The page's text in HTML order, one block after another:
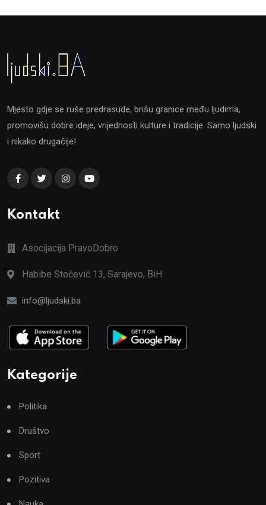
Mjesto gdje se ruše predrasude, brišu granice među ljudima,
promovišu dobre ideje, vrijednosti kulture i tradicije. Samo ljudski
i nikako drugačije!
Kontakt
Asocijacija PravoDobro
Habibe Stočević 13, Sarajevo, BiH
info@ljudski.ba
Kategorije
Politika
Društvo
Sport
Pozitiva